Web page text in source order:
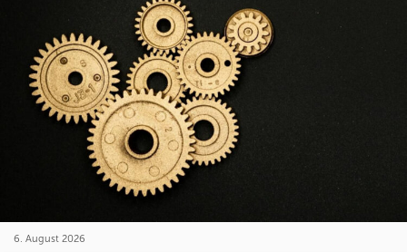
6. August 2026